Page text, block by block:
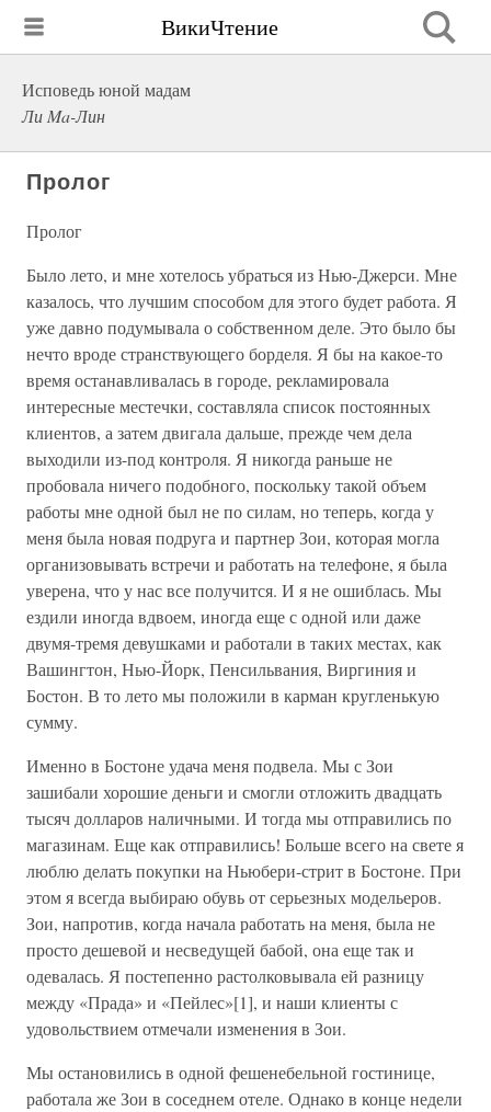
ВикиЧтение
Исповедь юной мадам
Ли Ma-Лин
Пролог
Пролог
Было лето, и мне хотелось убраться из Нью-Джерси. Мне
казалось, что лучшим способом для этого будет работа. Я
уже давно подумывала о собственном деле. Это было бы
нечто вроде странствующего борделя. Я бы на какое-то
время останавливалась в городе, рекламировала
интересные местечки, составляла список постоянных
клиентов, а затем двигала дальше, прежде чем дела
выходили из-под контроля. Я никогда раньше не
пробовала ничего подобного, поскольку такой объем
работы мне одной был не по силам, но теперь, когда у
меня была новая подруга и партнер Зои, которая могла
организовывать встречи и работать на телефоне, я была
уверена, что у нас все получится. И я не ошиблась. Мы
ездили иногда вдвоем, иногда еще с одной или даже
двумя-тремя девушками и работали в таких местах, как
Вашингтон, Нью-Йорк, Пенсильвания, Виргиния и
Бостон. В то лето мы положили в карман кругленькую
сумму.
Именно в Бостоне удача меня подвела. Мы с Зои
зашибали хорошие деньги и смогли отложить двадцать
тысяч долларов наличными. И тогда мы отправились по
магазинам. Еще как отправились! Больше всего на свете я
люблю делать покупки на Ньюбери-стрит в Бостоне. При
этом я всегда выбираю обувь от серьезных модельеров.
Зои, напротив, когда начала работать на меня, была не
просто дешевой и несведущей бабой, она еще так и
одевалась. Я постепенно растолковывала ей разницу
между «Прада» и «Пейлес»[1], и наши клиенты с
удовольствием отмечали изменения в Зои.
Мы остановились в одной фешенебельной гостинице,
работала же Зои в соседнем отеле. Однако в конце недели